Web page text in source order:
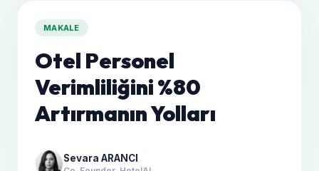
MAKALE
Otel Personel
Verimliliğini %80
Artırmanın Yolları
Sevara ARANCI